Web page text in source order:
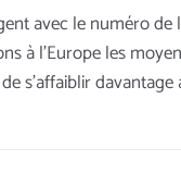
avec le numéro de
à l’Europe les
s’affaiblir